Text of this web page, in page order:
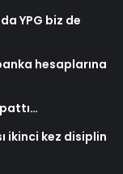
YPG biz de
hesaplarına
ikinci kez disiplin